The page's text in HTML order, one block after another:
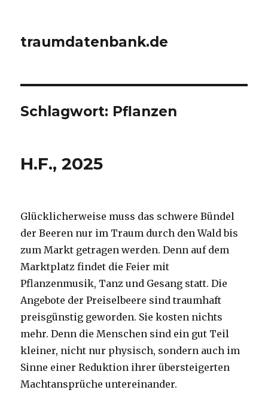
traumdatenbank.de
Schlagwort: Pflanzen
H.F., 2025
Glücklicherweise muss das schwere Bündel
der Beeren nur im Traum durch den Wald bis
zum Markt getragen werden. Denn auf dem
Marktplatz findet die Feier mit
Pflanzenmusik, Tanz und Gesang statt. Die
Angebote der Preiselbeere sind traumhaft
preisgünstig geworden. Sie kosten nichts
mehr. Denn die Menschen sind ein gut Teil
kleiner, nicht nur physisch, sondern auch im
Sinne einer Reduktion ihrer übersteigerten
Machtansprüche untereinander.